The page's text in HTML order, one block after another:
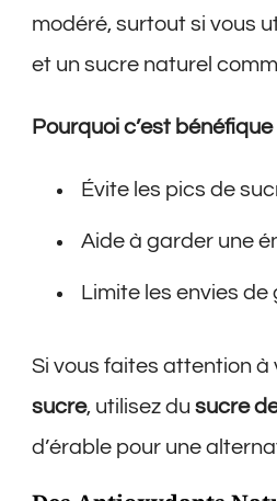
modéré, surtout si vous
et un sucre naturel
Pourquoi c’est bénéfique
Évite les pics de
Aide à garder une
Limite les envies
Si vous faites attention à
sucre, utilisez du sucre
d’érable pour une